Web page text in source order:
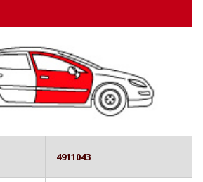
4911043